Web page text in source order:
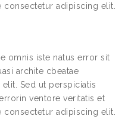
consectetur adipiscing elit.
omnis iste natus error sit
archite cbeatae
Sed ut perspiciatis
ventore veritatis et
consectetur adipiscing elit.